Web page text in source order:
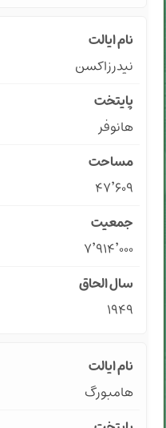
نیدرزاکسن
هانوفر
۴۷٬۶۰۹
۷٬۹۱۴٬۰۰۰
۱۹۴۹
هامبورگ